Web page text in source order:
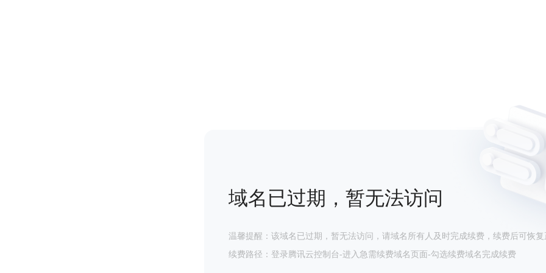
域名已过期，暂无法访问
温馨提醒：该域名已过期，暂无法访问，请域名所有人及时完成续费，续费后可恢复
续费路径：登录腾讯云控制台-进入急需续费域名页面-勾选续费域名完成续费